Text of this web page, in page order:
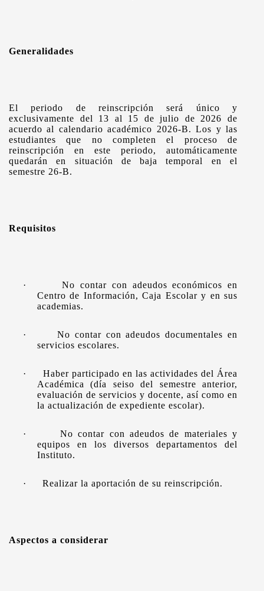
Generalidades
El periodo de reinscripción será único y
exclusivamente del 13 al 15 de julio de 2026 de
acuerdo al calendario académico 2026-B. Los y las
estudiantes que no completen el proceso de
reinscripción en este periodo, automáticamente
quedarán en situación de baja temporal en el
semestre 26-B.
Requisitos
·
No contar con adeudos económicos en
Centro de Información, Caja Escolar y en sus
academias.
·
No contar con adeudos documentales en
servicios escolares.
·
Haber participado en las actividades del Área
Académica (día seiso del semestre anterior,
evaluación de servicios y docente, así como en
la actualización de expediente escolar).
·
No contar con adeudos de materiales y
equipos en los diversos departamentos del
Instituto.
· Realizar la aportación de su reinscripción.
Aspectos a considerar